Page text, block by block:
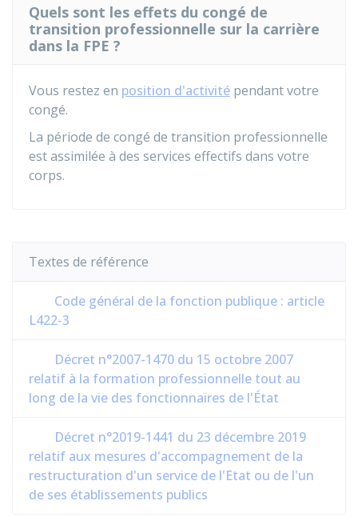
Quels sont les effets du congé de
transition professionnelle sur la carrière
dans la FPE ?
Vous restez en position d'activité pendant votre
congé.
La période de congé de transition professionnelle
est assimilée à des services effectifs dans votre
corps.
Textes de référence
Code général de la fonction publique : article
L422-3
Décret n°2007-1470 du 15 octobre 2007
relatif à la formation professionnelle tout au
long de la vie des fonctionnaires de l'État
Décret n°2019-1441 du 23 décembre 2019
relatif aux mesures d'accompagnement de la
restructuration d'un service de l'Etat ou de l'un
de ses établissements publics